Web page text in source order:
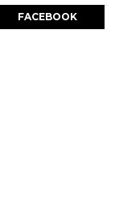
FACEBOOK